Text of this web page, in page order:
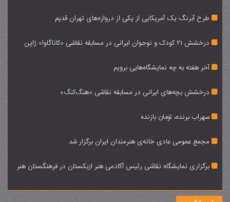
طرح آبرنگ یک آمریکایی از یکی از دروازه‌های تهران قدیم
درخشش 21 کودک و نوجوان ایرانی در مسابقه نقاشی «کاناگاوا» ژاپن
آخر هفته به چه نمایشگاه‌هایی برویم
درخشش بچه‌های ایرانی در مسابقه نقاشی «هنگ‌کنگ»
سهراب برنده، تومان بازنده
مجمع عمومی عادی خانه‌ی هنرمندان ایران برگزار شد
برگزاری نمایشگاه نقاشی رئیس آکادمی هنر ازبکستان در فرهنگستان هنر